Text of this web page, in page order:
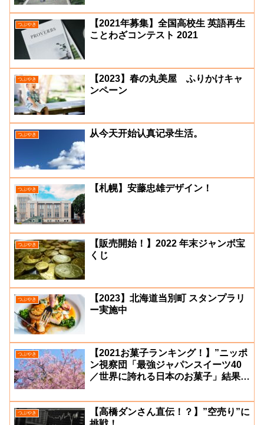
つぶやき
【2021年募集】全国高校生 英語再生
ことわざコンテスト 2021
つぶやき
【2023】春の丸美屋 ふりかけキャ
ンペーン
つぶやき 从今天开始认真记录生活。
つぶやき 【札幌】安藤忠雄デザイン！
つぶやき
【販売開始！】2022 年末ジャンボ宝
くじ
つぶやき
【2023】北海道当別町 スタンプラリ
ー実施中
つぶやき
【2021お菓子ランキング！】”ニッポ
ン視察団「最強ジャパンスイーツ40
／世界に誇れる日本のお菓子」結果発
つぶやき
【高橋ダンさん直伝！？】”空売り”に